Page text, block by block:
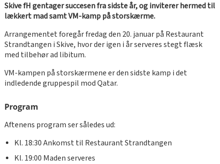
Skive fH gentager succesen fra sidste år, og inviterer hermed til
lækkert mad samt VM-kamp på storskærme.
Arrangementet foregår fredag den 20. januar på Restaurant
Strandtangen i Skive, hvor der igen i år serveres stegt flæsk
med tilbehør ad libitum.
VM-kampen på storskærmene er den sidste kamp i det
indledende gruppespil mod Qatar.
Program
Aftenens program ser således ud:
Kl. 18:30 Ankomst til Restaurant Strandtangen
Kl. 19:00 Maden serveres